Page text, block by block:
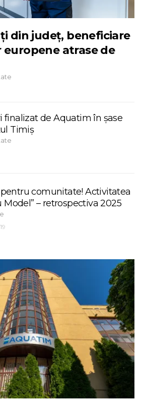
din județ, beneficiare
atrase de
finalizat de Aquatim în șase
Timiș
comunitate! Activitatea
– retrospectiva 2025
19